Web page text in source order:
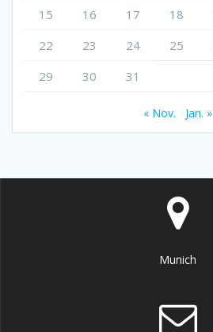
15
16 17 18
22
23 24 25
29
30 31
« Nov. Jan. »
Munich